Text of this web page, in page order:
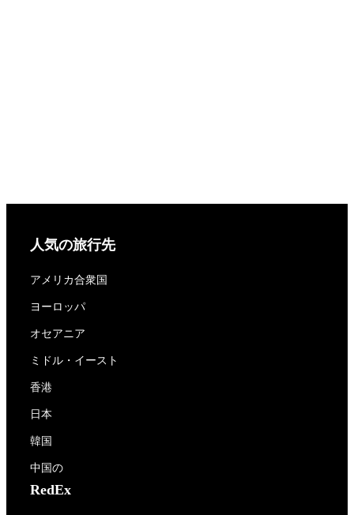
人気の旅行先
アメリカ合衆国
ヨーロッパ
オセアニア
ミドル・イースト
香港
日本
韓国
中国の
RedEx